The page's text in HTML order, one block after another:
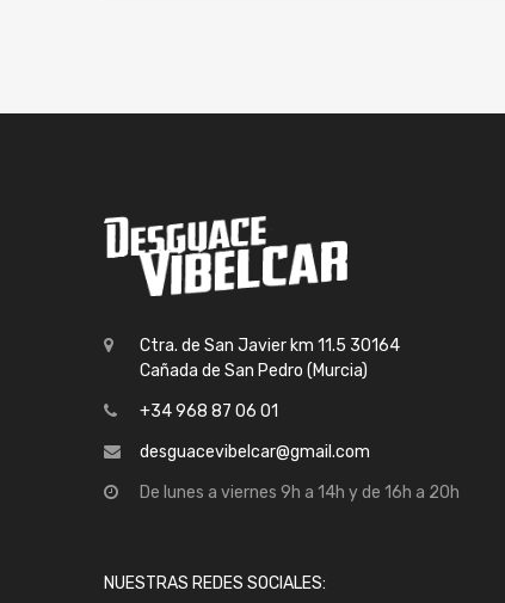
Ctra. de San Javier km 11.5 30164
Cañada de San Pedro (Murcia)
+34 968 87 06 01
desguacevibelcar@gmail.com
De lunes a viernes 9h a 14h y de 16h a 20h
NUESTRAS REDES SOCIALES: